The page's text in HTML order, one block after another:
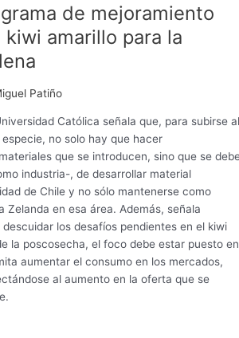
de mejoramiento
amarillo para la
Patiño
Católica señala que, para subirse al
no solo hay que hacer
que se introducen, sino que se
industria-, de desarrollar material
de Chile y no sólo mantenerse como
Zelanda en esa área. Además, señala
los desafíos pendientes en el kiwi
la poscosecha, el foco debe estar puesto en
aumentar el consumo en los mercados,
al aumento en la oferta que se